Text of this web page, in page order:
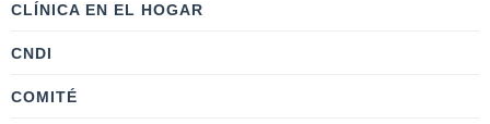
CLÍNICA EN EL HOGAR
CNDI
COMITÉ